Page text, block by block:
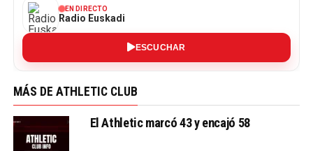
EN DIRECTO
Radio Euskadi
ESCUCHAR
MÁS DE ATHLETIC CLUB
El Athletic marcó 43 y encajó 58